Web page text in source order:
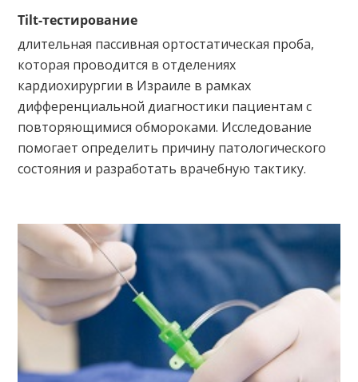
Tilt-тестирование
длительная пассивная ортостатическая проба,
которая проводится в отделениях
кардиохирургии в Израиле в рамках
дифференциальной диагностики пациентам с
повторяющимися обмороками. Исследование
помогает определить причину патологического
состояния и разработать врачебную тактику.